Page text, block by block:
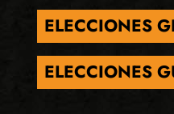
ELECCIONES
ELECCIONES